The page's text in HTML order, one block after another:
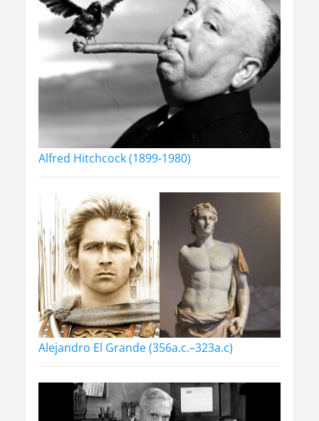
Alfred Hitchcock (1899-1980)
Alejandro El Grande (356a.c.–323a.c)